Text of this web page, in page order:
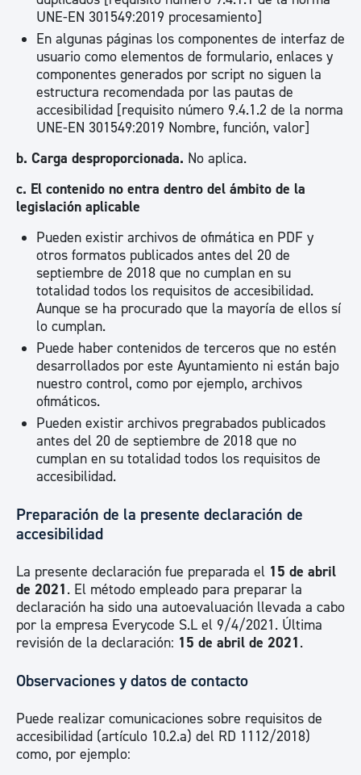
UNE-EN 301549:2019 procesamiento]
En algunas páginas los componentes de interfaz de
usuario como elementos de formulario, enlaces y
componentes generados por script no siguen la
estructura recomendada por las pautas de
accesibilidad [requisito número 9.4.1.2 de la norma
UNE-EN 301549:2019 Nombre, función, valor]
b. Carga desproporcionada. No aplica.
c. El contenido no entra dentro del ámbito de la
legislación aplicable
Pueden existir archivos de ofimática en PDF y
otros formatos publicados antes del 20 de
septiembre de 2018 que no cumplan en su
totalidad todos los requisitos de accesibilidad.
Aunque se ha procurado que la mayoría de ellos sí
lo cumplan.
Puede haber contenidos de terceros que no estén
desarrollados por este Ayuntamiento ni están bajo
nuestro control, como por ejemplo, archivos
ofimáticos.
Pueden existir archivos pregrabados publicados
antes del 20 de septiembre de 2018 que no
cumplan en su totalidad todos los requisitos de
accesibilidad.
Preparación de la presente declaración de
accesibilidad
La presente declaración fue preparada el 15 de abril
de 2021. El método empleado para preparar la
declaración ha sido una autoevaluación llevada a cabo
por la empresa Everycode S.L el 9/4/2021. Última
revisión de la declaración: 15 de abril de 2021.
Observaciones y datos de contacto
Puede realizar comunicaciones sobre requisitos de
accesibilidad (artículo 10.2.a) del RD 1112/2018)
como, por ejemplo: